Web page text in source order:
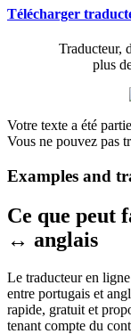
Télécharger
Traducteur,
plus
Votre texte a été
Vous ne pouvez pas
Examples and
Ce que peut
↔ anglais
Le traducteur en
entre portugais et
rapide, gratuit et
tenant compte du